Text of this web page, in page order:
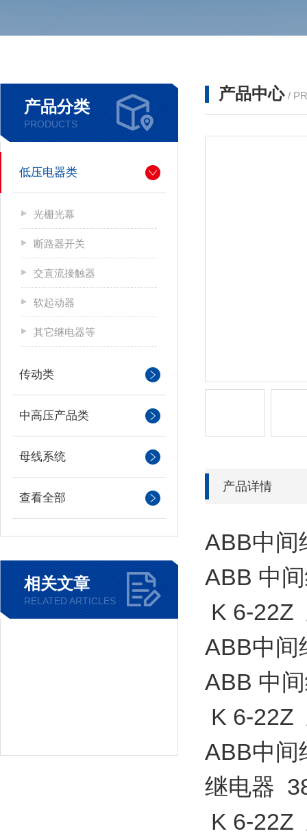
产品分类
PRODUCTS
低压电器类
光栅光幕
断路器开关
交直流接触器
软起动器
其它继电器等
传动类
中高压产品类
母线系统
查看全部
相关文章
RELATED ARTICLES
产品中心 /
产品详情
ABB中
ABB 中
K 6-22Z
ABB中
ABB 中
K 6-22Z
ABB中
继电器
K 6-22Z